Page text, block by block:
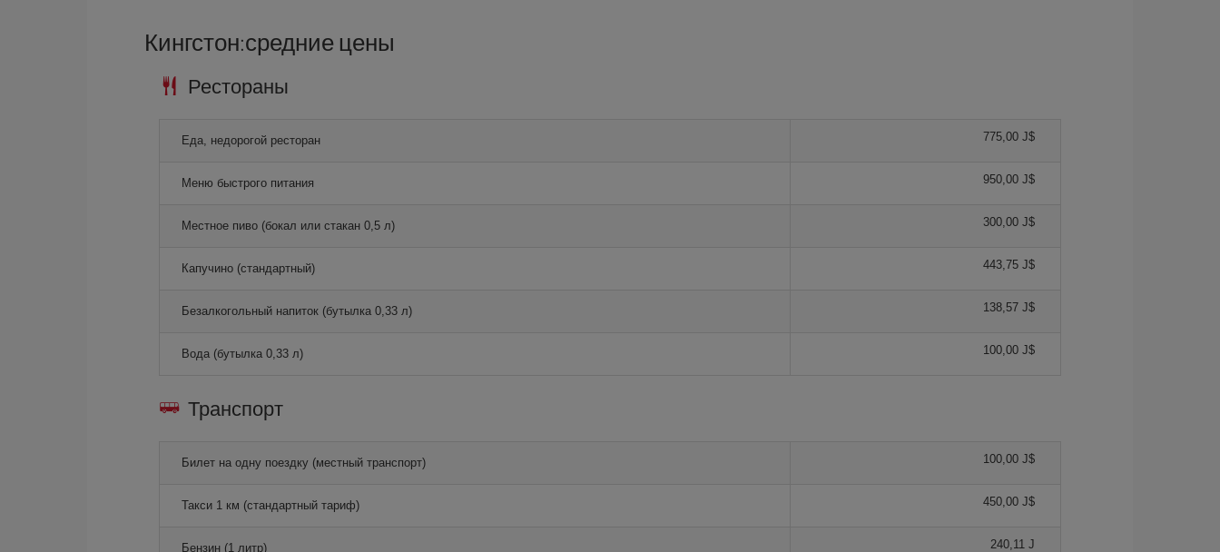
Кингстон:средние цены
Рестораны
Еда, недорогой ресторан 775,00 J$
Меню быстрого питания 950,00 J$
Местное пиво (бокал или стакан 0,5 л) 300,00 J$
Капучино (стандартный) 443,75 J$
Безалкогольный напиток (бутылка 0,33 л) 138,57 J$
Вода (бутылка 0,33 л) 100,00 J$
Транспорт
Билет на одну поездку (местный транспорт) 100,00 J$
Такси 1 км (стандартный тариф) 450,00 J$
Бензин (1 литр) 240,11 J